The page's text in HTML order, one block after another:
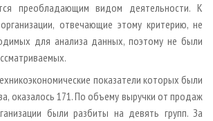
преобладающим видом деятельности. К
отвечающие этому критерию, не
для анализа данных, поэтому не были
показатели которых были
оказалось 171. По объему выручки от продаж
были разбиты на девять групп. За